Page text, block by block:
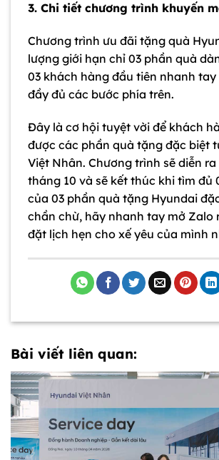
3. Chi tiết chương trình khuyến
Chương trình ưu đãi tặng quà
lượng giới hạn chỉ 03 phần quà
03 khách hàng đầu tiên nhanh
đầy đủ các bước phía trên.
Đây là cơ hội tuyệt vời để khách
được các phần quà tặng đặc biệt
Việt Nhân. Chương trình sẽ diễn
tháng 10 và sẽ kết thúc khi tìm đủ
của 03 phần quà tặng Hyundai
chần chừ, hãy nhanh tay mở Zalo
đặt lịch hẹn cho xế yêu của mình
Bài viết liên quan: